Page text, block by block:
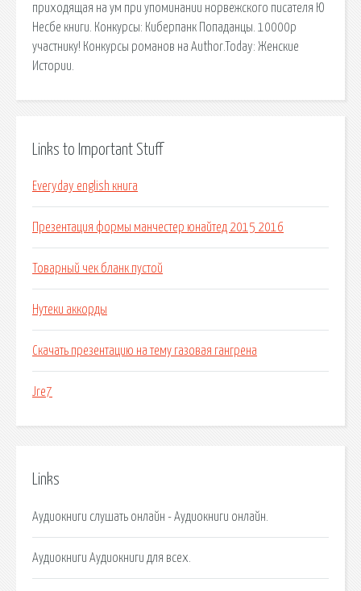
приходящая на ум при упоминании норвежского писателя Ю
Несбе книги. Конкурсы: Киберпанк Попаданцы. 10000р
участнику! Конкурсы романов на Author.Today: Женские
Истории.
Links to Important Stuff
Everyday english книга
Презентация формы манчестер юнайтед 2015 2016
Товарный чек бланк пустой
Нутеки аккорды
Скачать презентацию на тему газовая гангрена
Jre7
Links
Аудиокниги слушать онлайн - Аудиокниги онлайн.
Аудиокниги Аудиокниги для всех.